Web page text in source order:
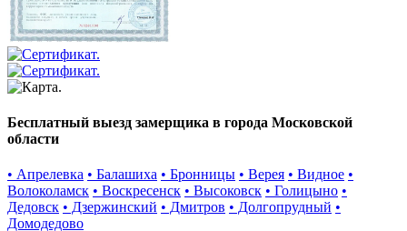
Бесплатный выезд замерщика в города Московской
области
• Апрелевка • Балашиха • Бронницы • Верея • Видное •
Волоколамск • Воскресенск • Высоковск • Голицыно •
Дедовск • Дзержинский • Дмитров • Долгопрудный •
Домодедово